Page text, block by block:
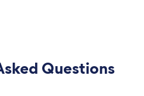
Questions